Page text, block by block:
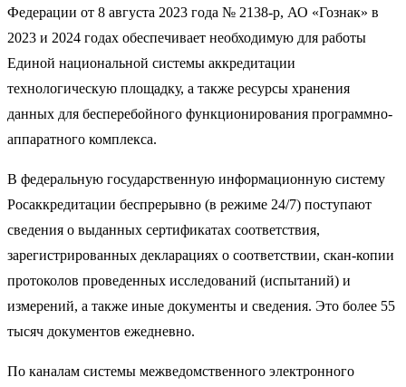
Федерации от 8 августа 2023 года № 2138-р, АО «Гознак» в
2023 и 2024 годах обеспечивает необходимую для работы
Единой национальной системы аккредитации
технологическую площадку, а также ресурсы хранения
данных для бесперебойного функционирования программно-
аппаратного комплекса.
В федеральную государственную информационную систему
Росаккредитации беспрерывно (в режиме 24/7) поступают
сведения о выданных сертификатах соответствия,
зарегистрированных декларациях о соответствии, скан-копии
протоколов проведенных исследований (испытаний) и
измерений, а также иные документы и сведения. Это более 55
тысяч документов ежедневно.
По каналам системы межведомственного электронного